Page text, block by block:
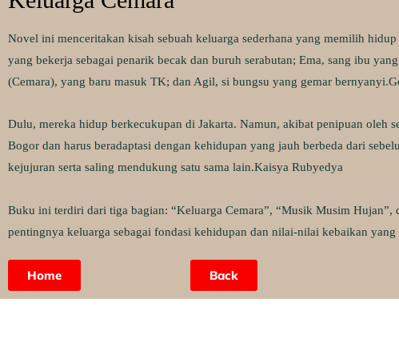
Novel ini menceritakan kisah sebuah keluarga sederhana yang memilih
yang bekerja sebagai penarik becak dan buruh serabutan; Ema, sang ibu
(Cemara), yang baru masuk TK; dan Agil, si bungsu yang gemar bernyanyi.
Dulu, mereka hidup berkecukupan di Jakarta. Namun, akibat penipuan oleh
Bogor dan harus beradaptasi dengan kehidupan yang jauh berbeda dari
kejujuran serta saling mendukung satu sama lain.Kaisya Rubyedya
Buku ini terdiri dari tiga bagian: “Keluarga Cemara”, “Musik Musim Hujan”,
pentingnya keluarga sebagai fondasi kehidupan dan nilai-nilai kebaikan
Home Back